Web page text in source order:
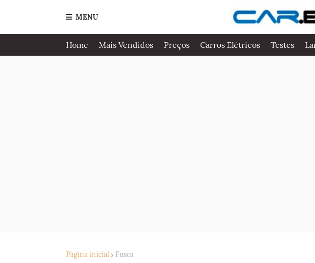
MENU
Home Mais Vendidos Preços Carros Elétricos Testes
Página inicial Fusca